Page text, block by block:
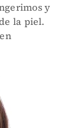
y
la piel.